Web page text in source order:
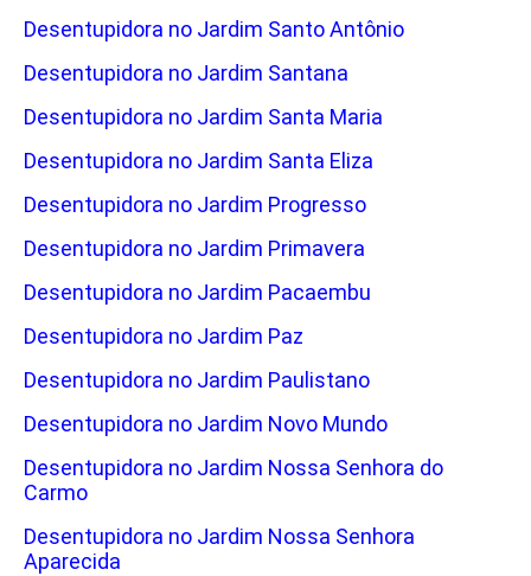
Desentupidora no Jardim Santo Antônio
Desentupidora no Jardim Santana
Desentupidora no Jardim Santa Maria
Desentupidora no Jardim Santa Eliza
Desentupidora no Jardim Progresso
Desentupidora no Jardim Primavera
Desentupidora no Jardim Pacaembu
Desentupidora no Jardim Paz
Desentupidora no Jardim Paulistano
Desentupidora no Jardim Novo Mundo
Desentupidora no Jardim Nossa Senhora do
Carmo
Desentupidora no Jardim Nossa Senhora
Aparecida